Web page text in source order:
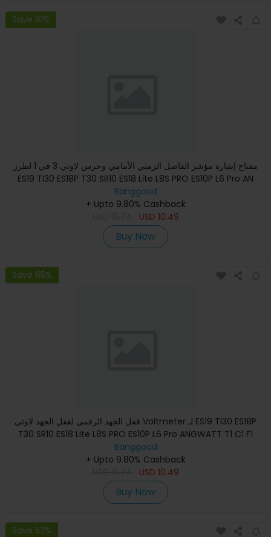
Save 61%
مفتاح إشارة مؤشر الفاصل الزمني الأمامي وجرس لاوتي 3 في 1 لطرز
ES19 TI30 ES18P T30 SR10 ES18 Lite L8S PRO ES10P L6 Pro AN
Banggood
+ Upto 9.80% Cashback
USD 10.49
Buy Now
Save 65%
قفل الجهد الرقمي لقفل الجهد لاوتي Voltmeter لـ ES19 TI30 ES18P
T30 SR10 ES18 Lite L8S PRO ES10P L6 Pro ANGWATT T1 C1 F1
Banggood
+ Upto 9.80% Cashback
USD 10.49
Buy Now
Save 53%